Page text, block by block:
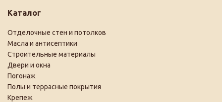
Каталог
Отделочные стен и потолков
Масла и антисептики
Строительные материалы
Двери и окна
Погонаж
Полы и террасные покрытия
Крепеж